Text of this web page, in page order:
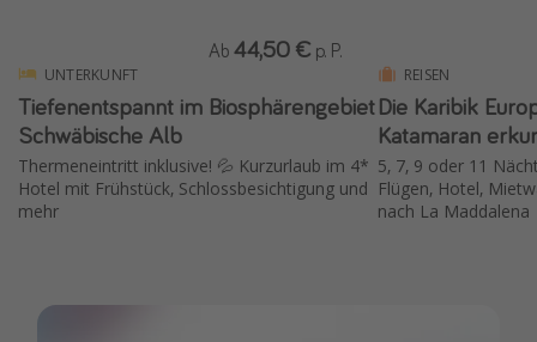
UNTERKUNFT
Tiefenentspannt im Biosphärengebiet
Schwäbische Alb
Thermeneintritt inklusive! 💦 Kurzurlaub im 4*
Hotel mit Frühstück, Schlossbesichtigung und
mehr
Ab 44,50 € p. P.
REISEN
Die Karibik
Katamaran
5, 7, 9 oder 11
Flügen, Hotel,
nach La Maddalena